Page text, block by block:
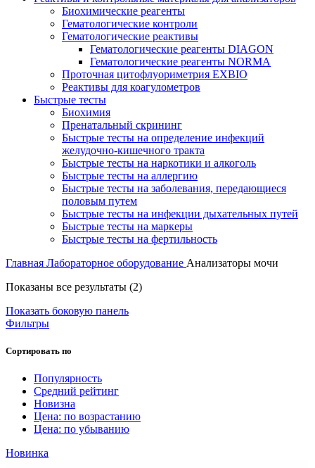
Биохимические реагенты
Гематологические контроли
Гематологические реактивы
Гематологические реагенты DIAGON
Гематологические реагенты NORMA
Проточная цитофлуориметрия EXBIO
Реактивы для коагулометров
Быстрые тесты
Биохимия
Пренатальный скрининг
Быстрые тесты на определение инфекций
желудочно-кишечного тракта
Быстрые тесты на наркотики и алкоголь
Быстрые тесты на аллергию
Быстрые тесты на заболевания, передающиеся
половым путем
Быстрые тесты на инфекции дыхательных путей
Быстрые тесты на маркеры
Быстрые тесты на фертильность
Главная Лабораторное оборудование Анализаторы мочи
Показаны все результаты (2)Сортировка:
Показать боковую панель
Фильтры
Сортировать по
Популярность
Средний рейтинг
Новизна
Цена: по возрастанию
Цена: по убыванию
Новинка